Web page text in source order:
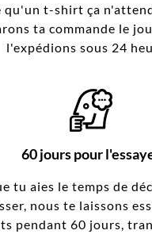
qu'un t-shirt ça
ta commande le
l'expédions sous 24
60 jours pour
tu aies le temps de
nous te laissons
pendant 60 jours,